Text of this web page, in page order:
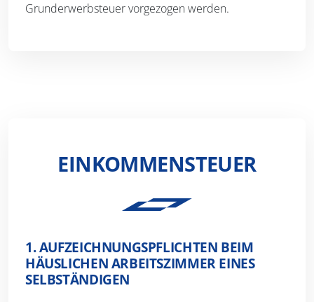
Grunderwerbsteuer vorgezogen werden.
EINKOMMENSTEUER
1. AUFZEICHNUNGSPFLICHTEN BEIM
HÄUSLICHEN ARBEITSZIMMER EINES
SELBSTÄNDIGEN